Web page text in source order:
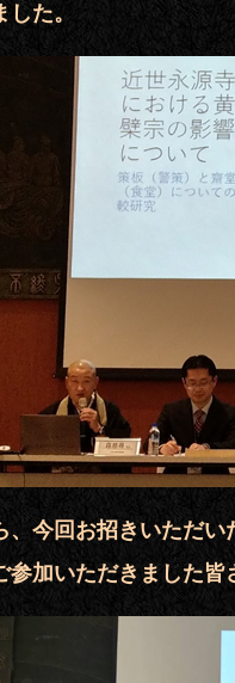
した。
、今回お招きいただ
参加いただきました